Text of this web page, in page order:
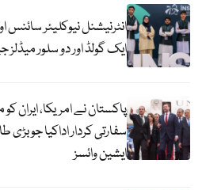
ایک گولڈ اور دو سلور
پاکستان نے امریکا، ایران
سفارتی کردار اداکیا جو
ایشین وائسز